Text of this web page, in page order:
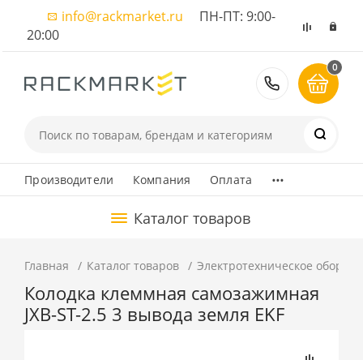
info@rackmarket.ru ПН-ПТ: 9:00-
20:00
8 (495)
0
Производители Компания Оплата ...
Каталог товаров
Главная Каталог товаров Электротехническое
Колодка клеммная самозажимная
JXB-ST-2.5 3 вывода земля EKF